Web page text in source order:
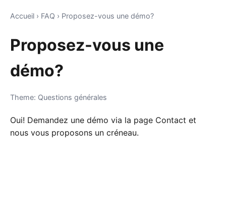
Accueil › FAQ › Proposez-vous une démo?
Proposez-vous une
démo?
Theme: Questions générales
Oui! Demandez une démo via la page Contact et
nous vous proposons un créneau.